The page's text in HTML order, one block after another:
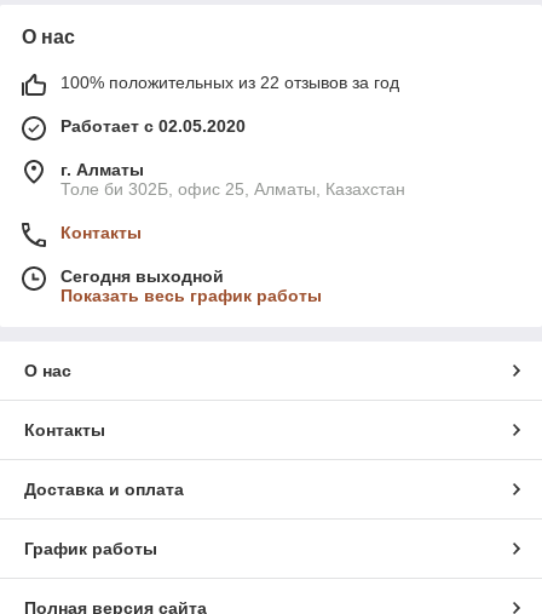
О нас
100% положительных из 22 отзывов за год
Работает с 02.05.2020
г. Алматы
Толе би 302Б, офис 25, Алматы, Казахстан
Контакты
Сегодня выходной
Показать весь график работы
О нас
Контакты
Доставка и оплата
График работы
Полная версия сайта